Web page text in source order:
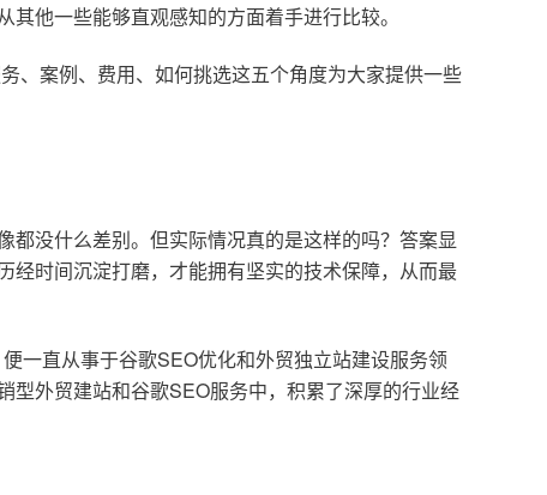
他一些能够直观感知的方面着手进行比较。
、案例、费用、如何挑选这五个角度为大家提供一些
没什么差别。但实际情况真的是这样的吗？答案显
经时间沉淀打磨，才能拥有坚实的技术保障，从而最
一直从事于谷歌SEO优化和外贸独立站建设服务领
型外贸建站和谷歌SEO服务中，积累了深厚的行业经